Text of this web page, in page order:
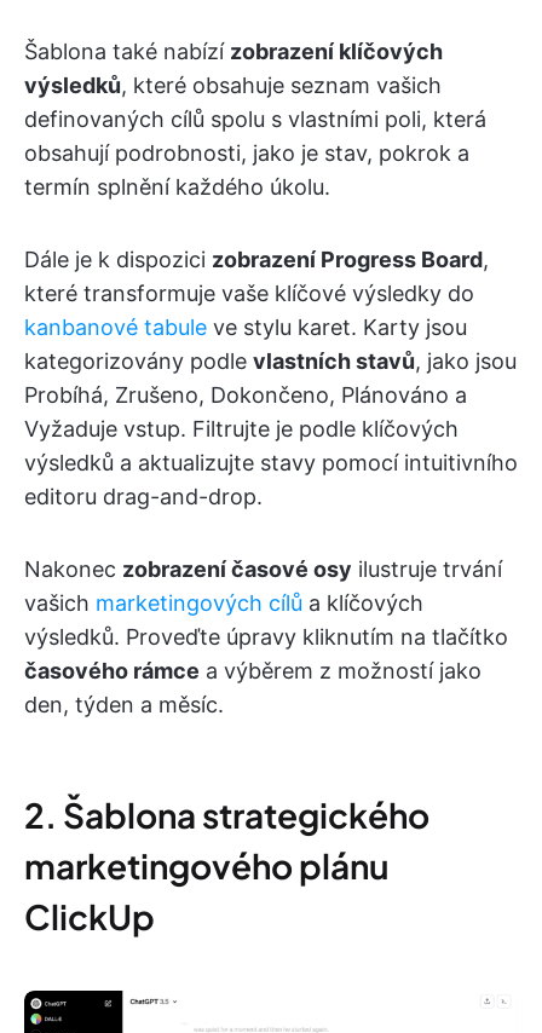
Šablona také nabízí zobrazení klíčových
výsledků, které obsahuje seznam vašich
definovaných cílů spolu s vlastními poli, která
obsahují podrobnosti, jako je stav, pokrok a
termín splnění každého úkolu.
Dále je k dispozici zobrazení Progress Board,
které transformuje vaše klíčové výsledky do
kanbanové tabule ve stylu karet. Karty jsou
kategorizovány podle vlastních stavů, jako jsou
Probíhá, Zrušeno, Dokončeno, Plánováno a
Vyžaduje vstup. Filtrujte je podle klíčových
výsledků a aktualizujte stavy pomocí intuitivního
editoru drag-and-drop.
Nakonec zobrazení časové osy ilustruje trvání
vašich marketingových cílů a klíčových
výsledků. Proveďte úpravy kliknutím na tlačítko
časového rámce a výběrem z možností jako
den, týden a měsíc.
2. Šablona strategického
marketingového plánu
ClickUp